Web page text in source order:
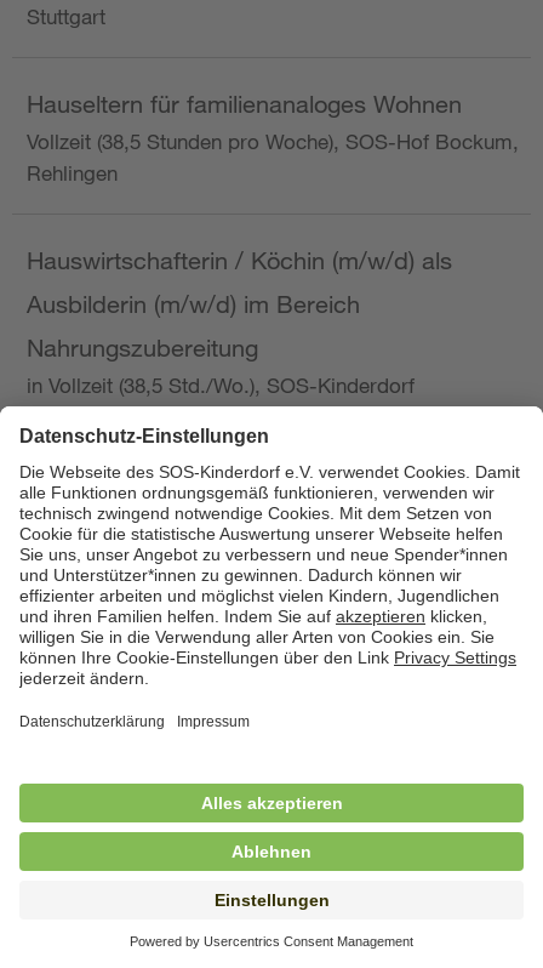
Stuttgart
Hauseltern für familienanaloges Wohnen
Vollzeit (38,5 Stunden pro Woche), SOS-Hof Bockum,
Rehlingen
Hauswirtschafterin / Köchin (m/w/d) als
Ausbilderin (m/w/d) im Bereich
Nahrungszubereitung
in Vollzeit (38,5 Std./Wo.), SOS-Kinderdorf
Hauswirtschaftskraft (m/w/d)
in Teilzeit (mind. 20 - max. 30 Std./.Wo.), SOS-
Kinderdorf Essen, Essen
Hauswirtschaftskraft (m/w/d)
Kinderdorf Dortmund, Hagen
Hauswirtschaftskraft (m/w/d) für
in unbefristeter Anstellung, Teilzeit (19,25 Std./Wo.),